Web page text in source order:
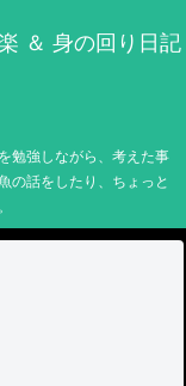
＆ 身の回り日記
勉強しながら、考えた事
話をしたり、ちょっと